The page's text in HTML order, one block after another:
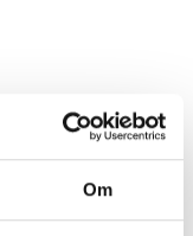
Om
744 0438,
486 090,
0500 486 091,